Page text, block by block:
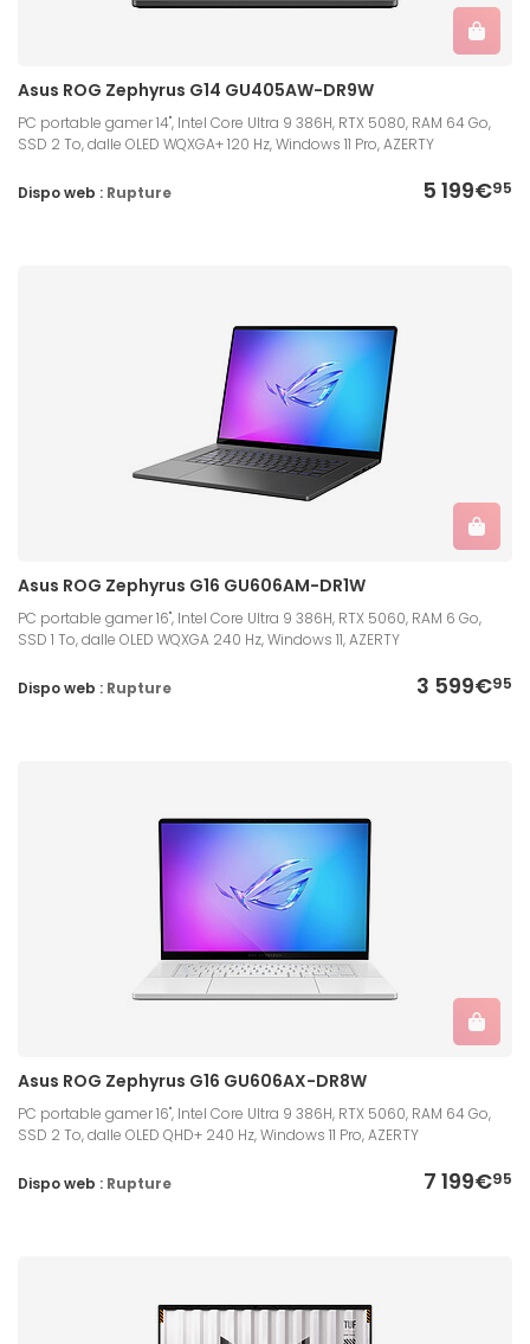
Asus ROG Zephyrus G14 GU405AW-DR9W
PC portable gamer 14", Intel Core Ultra 9 386H, RTX 5080, RAM 64 Go,
SSD 2 To, dalle OLED WQXGA+ 120 Hz, Windows 11 Pro, AZERTY
5 199€95
Dispo web : Rupture
Asus ROG Zephyrus G16 GU606AM-DR1W
PC portable gamer 16", Intel Core Ultra 9 386H, RTX 5060, RAM 6 Go,
SSD 1 To, dalle OLED WQXGA 240 Hz, Windows 11, AZERTY
3 599€95
Dispo web : Rupture
Asus ROG Zephyrus G16 GU606AX-DR8W
PC portable gamer 16", Intel Core Ultra 9 386H, RTX 5060, RAM 64 Go,
SSD 2 To, dalle OLED QHD+ 240 Hz, Windows 11 Pro, AZERTY
7 199€95
Dispo web : Rupture